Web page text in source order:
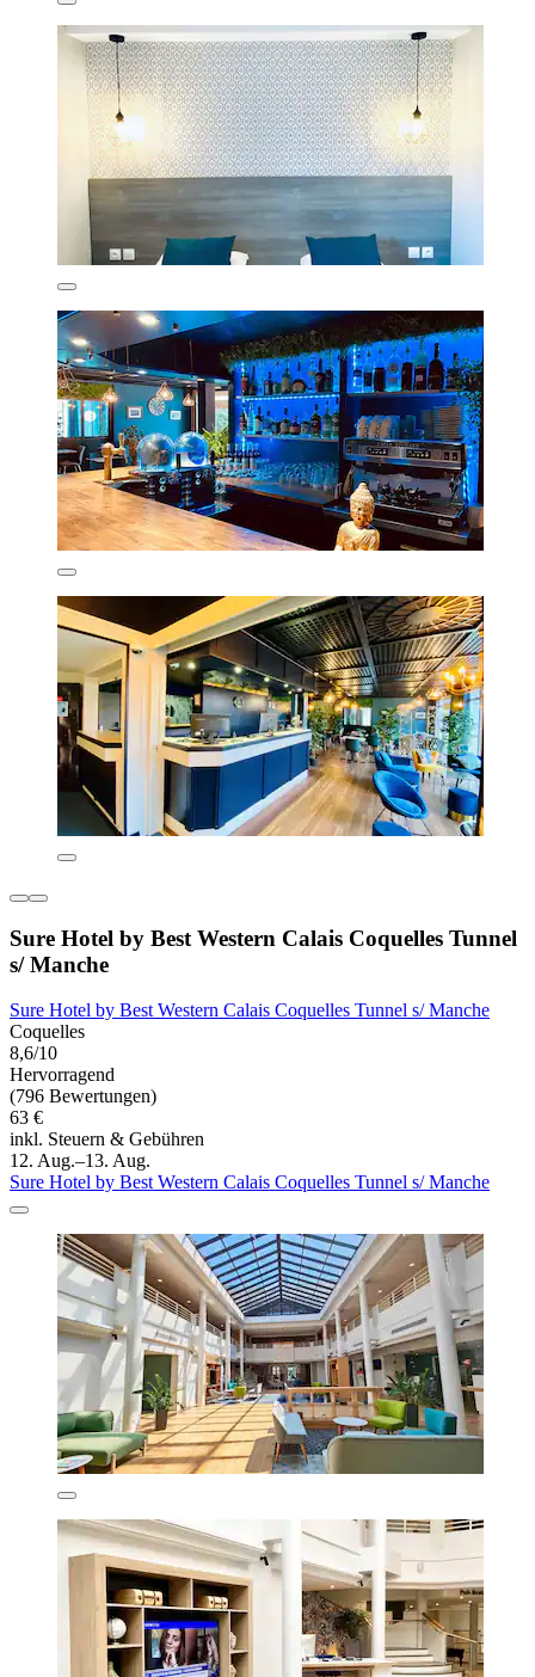
Sure Hotel by Best Western Calais Coquelles Tunnel
s/ Manche
Sure Hotel by Best Western Calais Coquelles Tunnel s/ Manche
Coquelles
8,6/10
Hervorragend
(796 Bewertungen)
63 €
inkl. Steuern & Gebühren
12. Aug.–13. Aug.
Sure Hotel by Best Western Calais Coquelles Tunnel s/ Manche